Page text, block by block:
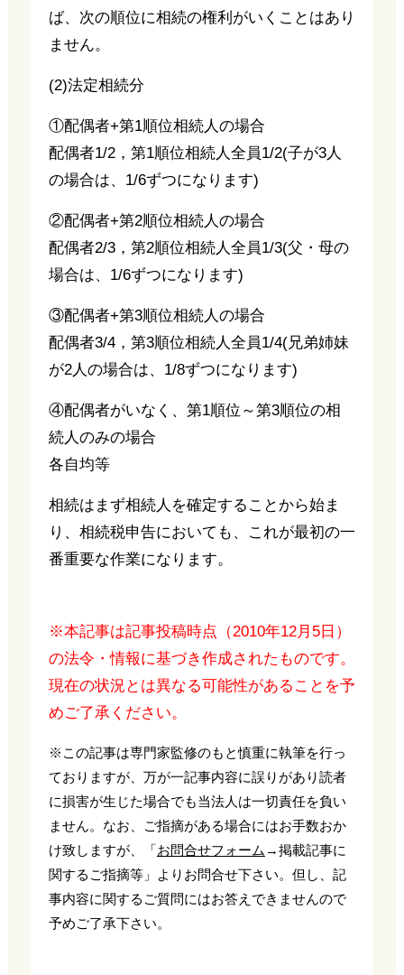
ば、次の順位に相続の権利がいくことはあり
ません。
(2)法定相続分
①配偶者+第1順位相続人の場合
配偶者1/2，第1順位相続人全員1/2(子が3人
の場合は、1/6ずつになります)
②配偶者+第2順位相続人の場合
配偶者2/3，第2順位相続人全員1/3(父・母の
場合は、1/6ずつになります)
③配偶者+第3順位相続人の場合
配偶者3/4，第3順位相続人全員1/4(兄弟姉妹
が2人の場合は、1/8ずつになります)
④配偶者がいなく、第1順位～第3順位の相
続人のみの場合
各自均等
相続はまず相続人を確定することから始ま
り、相続税申告においても、これが最初の一
番重要な作業になります。
※本記事は記事投稿時点（2010年12月5日）
の法令・情報に基づき作成されたものです。
現在の状況とは異なる可能性があることを予
めご了承ください。
※この記事は専門家監修のもと慎重に執筆を行っ
ておりますが、万が一記事内容に誤りがあり読者
に損害が生じた場合でも当法人は一切責任を負い
ません。なお、ご指摘がある場合にはお手数おか
け致しますが、「お問合せフォーム →掲載記事に
関するご指摘等」よりお問合せ下さい。但し、記
事内容に関するご質問にはお答えできませんので
予めご了承下さい。